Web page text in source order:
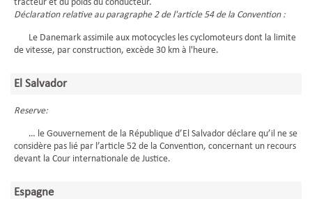
tracteur et du poids du conducteur.
Déclaration relative au paragraphe 2 de l'article 54 de la Convention :
Le Danemark assimile aux motocycles les cyclomoteurs dont la limite
de vitesse, par construction, excède 30 km à l'heure.
El Salvador
Reserve:
… le Gouvernement de la République d’El Salvador déclare qu’il ne se
considère pas lié par l’article 52 de la Convention, concernant un recours
devant la Cour internationale de Justice.
Espagne